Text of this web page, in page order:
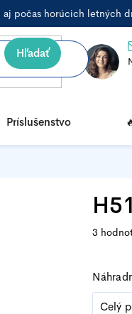
počas horúcich letných
Hľadať
Príslušenstvo
je
5,0
3
Celý